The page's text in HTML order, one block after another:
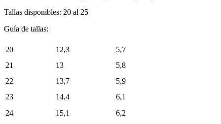
Tallas disponibles: 20 al 25
Guía de tallas:
20 12,3
5,7
21
13
5,8
22
13,7
5,9
23
14,4
6,1
24
15,1
6,2